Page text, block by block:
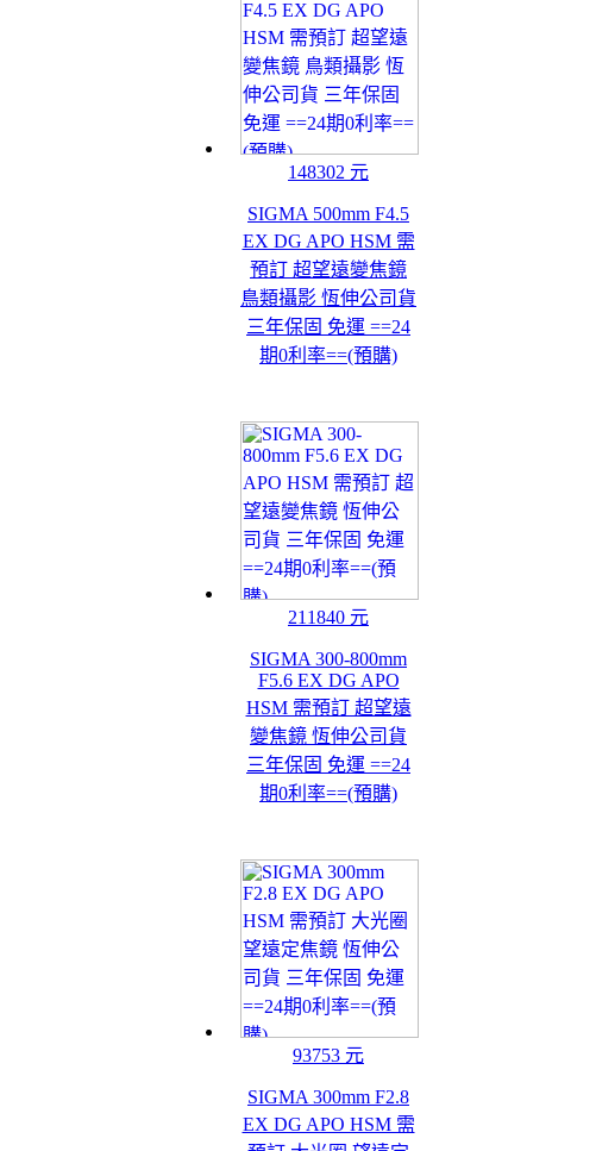
148302 元
SIGMA 500mm F4.5
EX DG APO HSM 需
預訂 超望遠變焦鏡
鳥類攝影 恆伸公司貨
三年保固 免運 ==24
期0利率==(預購)
211840 元
SIGMA 300-800mm
F5.6 EX DG APO
HSM 需預訂 超望遠
變焦鏡 恆伸公司貨
三年保固 免運 ==24
期0利率==(預購)
93753 元
SIGMA 300mm F2.8
EX DG APO HSM 需